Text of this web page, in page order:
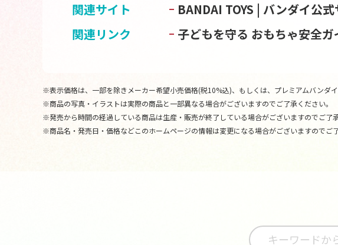
関連サイト BANDAI TOYS | バンダイ公式
関連リンク
子どもを守る おもちゃ安全ガ
※表示価格は、一部を除きメーカー希望小売価格(税10%込)、もしくは、プレミアムバンダイ
※商品の写真・イラストは実際の商品と一部異なる場合がございますのでご了承ください。
※発売から時間の経過している商品は生産・販売が終了している場合がございますのでご了承
※商品名・発売日・価格などこのホームページの情報は変更になる場合がございますのでご了